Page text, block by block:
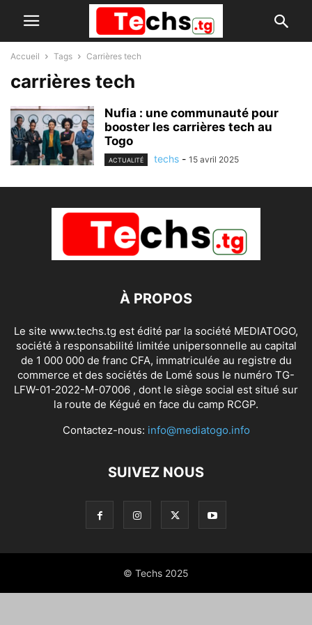
Accueil Tags Carrières tech
carrières tech
Nufia : une communauté pour
booster les carrières tech au
Togo​
ACTUALITÉ techs - 15 avril 2025
À PROPOS
Le site www.techs.tg est édité par la société MEDIATOGO,
société à responsabilité limitée unipersonnelle au capital
de 1 000 000 de franc CFA, immatriculée au registre du
commerce et des sociétés de Lomé sous le numéro TG-
LFW-01-2022-M-07006 , dont le siège social est situé sur
la route de Kégué en face du camp RCGP.
Contactez-nous: info@mediatogo.info
SUIVEZ NOUS
© Techs 2025